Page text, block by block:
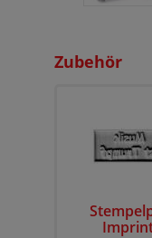
Zubehör